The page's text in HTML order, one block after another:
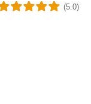
(5.0)